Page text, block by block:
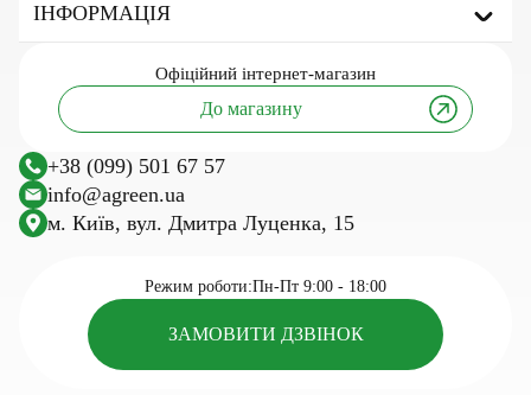
Офіційний інтернет-магазин
До магазину
Агроволокно
Мульчуюче агроволокно
Сітка затіняюча
Тенти тарпаулінові
Агротканина
Сітка шпалерна
Шпалерний дріт
Касети для розсади
ІНФОРМАЦІЯ
Корисні статті та поради
Інновації та технології
Дослідження
Посівний календар
+38 (099) 501 67 57
info@agreen.ua
м. Київ, вул. Дмитра Луценка, 15
Режим роботи:Пн-Пт 9:00 - 18:00
ЗАМОВИТИ ДЗВІНОК